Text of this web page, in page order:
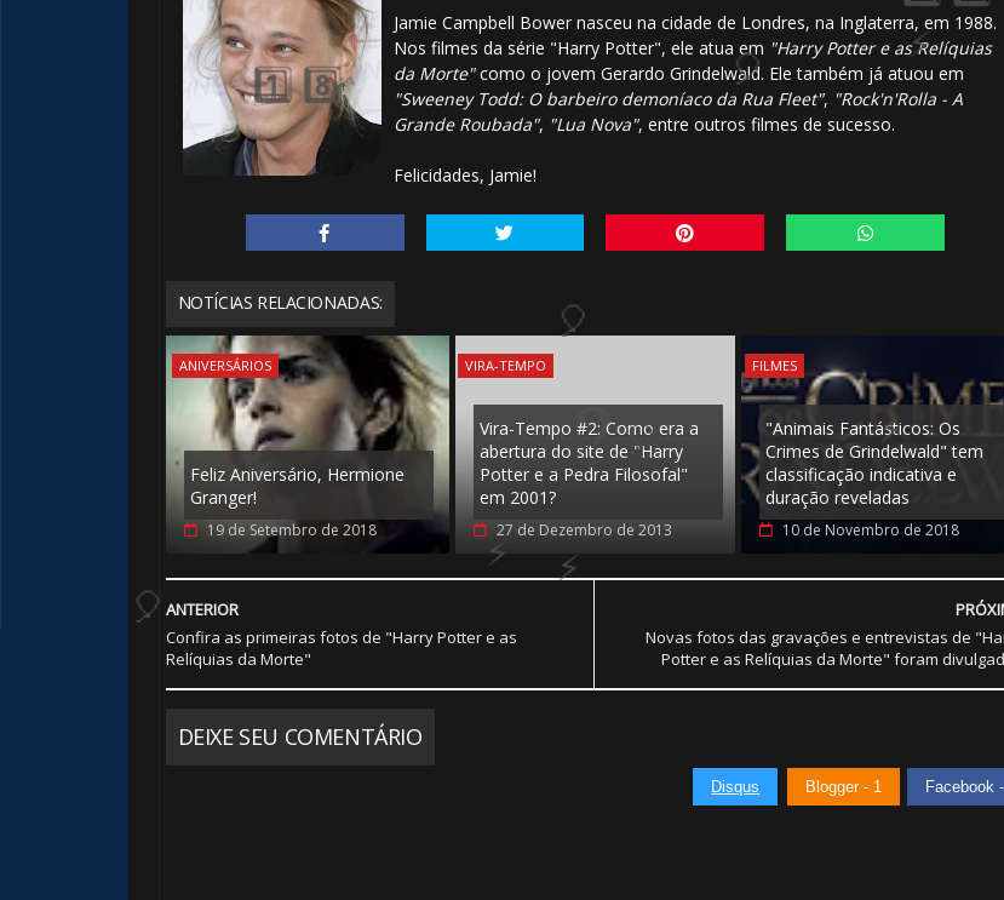
Jamie Campbell Bower nasceu na cidade de Londres, na Inglaterra, em 1988.
Nos filmes da série "Harry Potter", ele atua em "Harry Potter e as Relíquias
da Morte"como o jovem Gerardo Grindelwald. Ele também já atuou em
"Sweeney Todd: O barbeiro demoníaco da Rua Fleet", "Rock'n'Rolla - A
Grande Roubada", "Lua Nova", entre outros filmes de sucesso.
Felicidades, Jamie!
NOTÍCIAS RELACIONADAS:
ANIVERSÁRIOS
Feliz Aniversário, Hermione
Granger!
19 de Setembro de 2018
VIRA-TEMPO
Vira-Tempo #2: Como era a
abertura do site de "Harry
Potter e a Pedra Filosofal"
em 2001?
27 de Dezembro de 2013
FILMES
"Animais Fantásticos: Os
Crimes de Grindelwald" tem
classificação indicativa e
duração reveladas
10 de Novembro de 2018
Novas fotos das gravações e entrevistas de
Potter e as Relíquias da Morte" foram
ANTERIOR
Confira as primeiras fotos de "Harry Potter e as
Relíquias da Morte"
DEIXE SEU COMENTÁRIO
Disqus Blogger - 1 Facebook -
🎂